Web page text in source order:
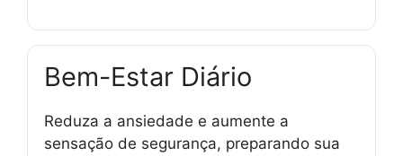
Bem-Estar Diário
Reduza a ansiedade e aumente a
sensação de segurança, preparando sua